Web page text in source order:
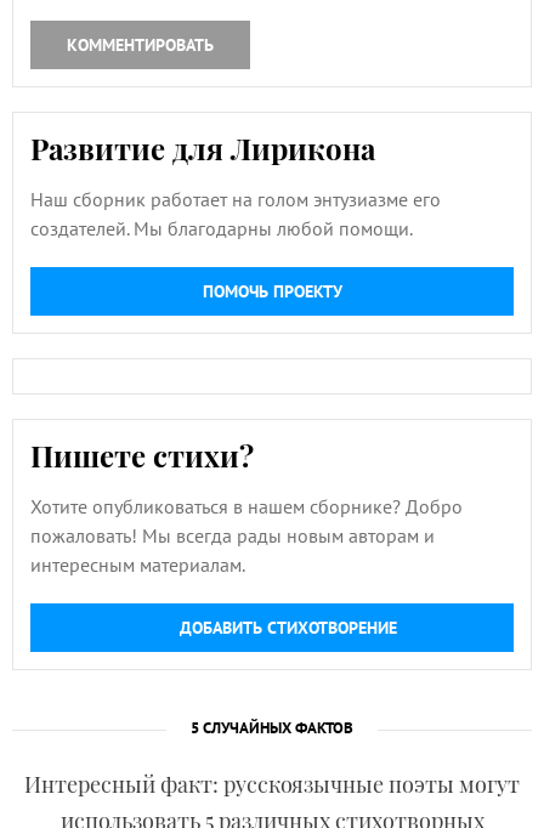
КОММЕНТИРОВАТЬ
Развитие для Лирикона
Наш сборник работает на голом энтузиазме его
создателей. Мы благодарны любой помощи.
ПОМОЧЬ ПРОЕКТУ
Пишете стихи?
Хотите опубликоваться в нашем сборнике? Добро
пожаловать! Мы всегда рады новым авторам и
интересным материалам.
ДОБАВИТЬ СТИХОТВОРЕНИЕ
5 СЛУЧАЙНЫХ ФАКТОВ
Интересный факт: русскоязычные поэты могут
использовать 5 различных стихотворных